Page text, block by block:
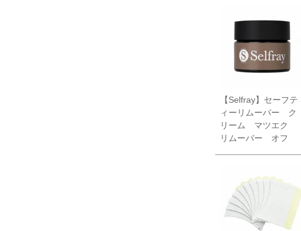
【Selfray】セーフテ
ィーリムーバー ク
リーム マツエク
リムーバー オフ